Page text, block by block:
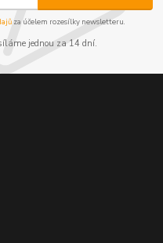
za účelem rozesílky newsletteru.
jednou za 14 dní.